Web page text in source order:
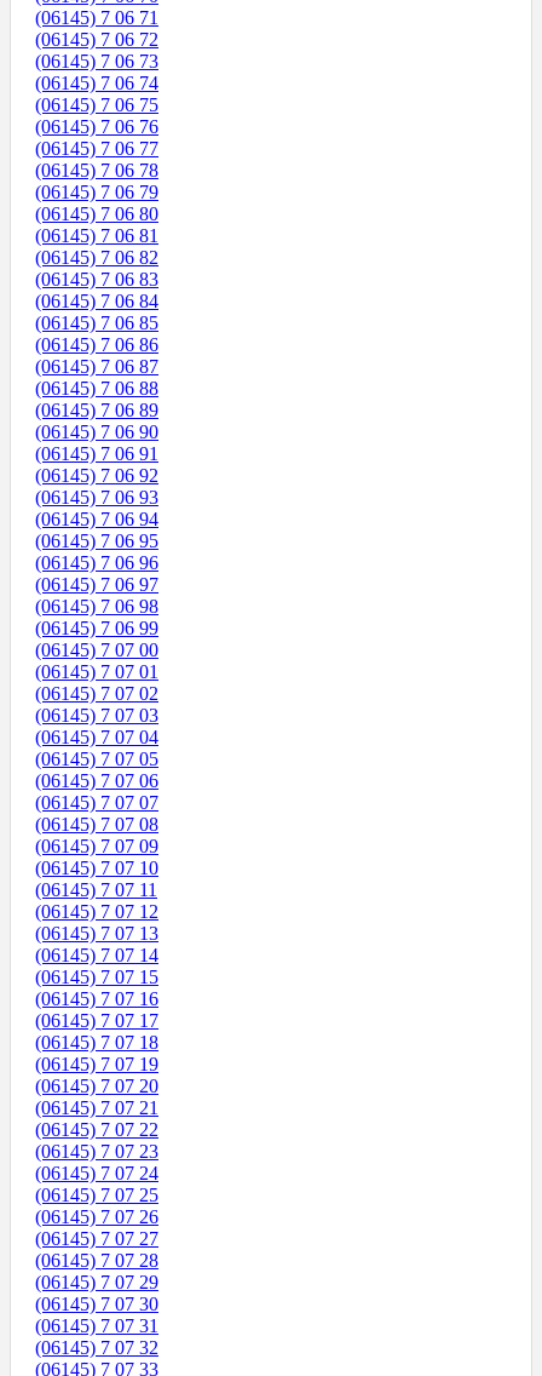
(06145) 7 06 71
(06145) 7 06 72
(06145) 7 06 73
(06145) 7 06 74
(06145) 7 06 75
(06145) 7 06 76
(06145) 7 06 77
(06145) 7 06 78
(06145) 7 06 79
(06145) 7 06 80
(06145) 7 06 81
(06145) 7 06 82
(06145) 7 06 83
(06145) 7 06 84
(06145) 7 06 85
(06145) 7 06 86
(06145) 7 06 87
(06145) 7 06 88
(06145) 7 06 89
(06145) 7 06 90
(06145) 7 06 91
(06145) 7 06 92
(06145) 7 06 93
(06145) 7 06 94
(06145) 7 06 95
(06145) 7 06 96
(06145) 7 06 97
(06145) 7 06 98
(06145) 7 06 99
(06145) 7 07 00
(06145) 7 07 01
(06145) 7 07 02
(06145) 7 07 03
(06145) 7 07 04
(06145) 7 07 05
(06145) 7 07 06
(06145) 7 07 07
(06145) 7 07 08
(06145) 7 07 09
(06145) 7 07 10
(06145) 7 07 11
(06145) 7 07 12
(06145) 7 07 13
(06145) 7 07 14
(06145) 7 07 15
(06145) 7 07 16
(06145) 7 07 17
(06145) 7 07 18
(06145) 7 07 19
(06145) 7 07 20
(06145) 7 07 21
(06145) 7 07 22
(06145) 7 07 23
(06145) 7 07 24
(06145) 7 07 25
(06145) 7 07 26
(06145) 7 07 27
(06145) 7 07 28
(06145) 7 07 29
(06145) 7 07 30
(06145) 7 07 31
(06145) 7 07 32
(06145) 7 07 33